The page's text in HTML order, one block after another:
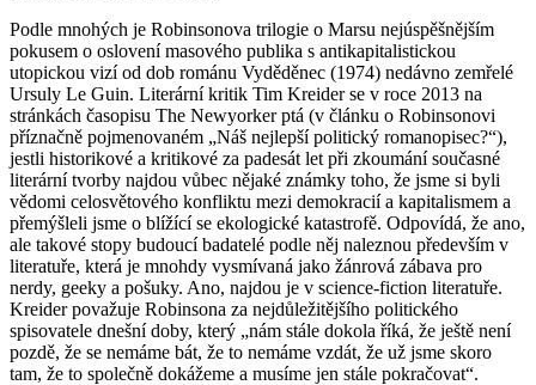
Podle mnohých je Robinsonova trilogie o Marsu nejúspěšnějším
pokusem o oslovení masového publika s antikapitalistickou
utopickou vizí od dob románu Vyděděnec (1974) nedávno zemřelé
Ursuly Le Guin. Literární kritik Tim Kreider se v roce 2013 na
stránkách časopisu The Newyorker ptá (v článku o Robinsonovi
příznačně pojmenovaném „Náš nejlepší politický romanopisec?“),
jestli historikové a kritikové za padesát let při zkoumání současné
literární tvorby najdou vůbec nějaké známky toho, že jsme si byli
vědomi celosvětového konfliktu mezi demokracií a kapitalismem a
přemýšleli jsme o blížící se ekologické katastrofě. Odpovídá, že ano,
ale takové stopy budoucí badatelé podle něj naleznou především v
literatuře, která je mnohdy vysmívaná jako žánrová zábava pro
nerdy, geeky a pošuky. Ano, najdou je v science-fiction literatuře.
Kreider považuje Robinsona za nejdůležitějšího politického
spisovatele dnešní doby, který „nám stále dokola říká, že ještě není
pozdě, že se nemáme bát, že to nemáme vzdát, že už jsme skoro
tam, že to společně dokážeme a musíme jen stále pokračovat“.